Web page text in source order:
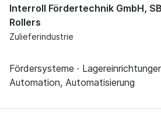
Interroll Fördertechnik GmbH,
Rollers
Zulieferindustrie
Fördersysteme ·
Automation, Automatisierung